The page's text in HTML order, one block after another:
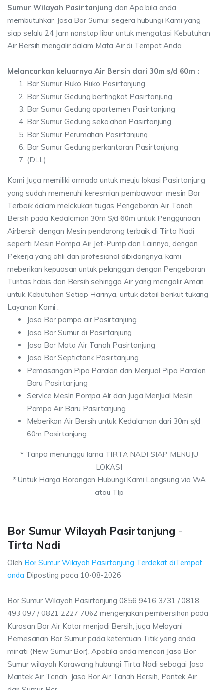
Sumur Wilayah Pasirtanjung dan Apa bila anda
membutuhkan Jasa Bor Sumur segera hubungi Kami yang
siap selalu 24 Jam nonstop libur untuk mengatasi Kebutuhan
Air Bersih mengalir dalam Mata Air di Tempat Anda.
Melancarkan keluarnya Air Bersih dari 30m s/d 60m :
Bor Sumur Ruko Ruko Pasirtanjung
Bor Sumur Gedung bertingkat Pasirtanjung
Bor Sumur Gedung apartemen Pasirtanjung
Bor Sumur Gedung sekolahan Pasirtanjung
Bor Sumur Perumahan Pasirtanjung
Bor Sumur Gedung perkantoran Pasirtanjung
(DLL)
Kami Juga memiliki armada untuk meuju lokasi Pasirtanjung
yang sudah memenuhi keresmian pembawaan mesin Bor
Terbaik dalam melakukan tugas Pengeboran Air Tanah
Bersih pada Kedalaman 30m S/d 60m untuk Penggunaan
Airbersih dengan Mesin pendorong terbaik di Tirta Nadi
seperti Mesin Pompa Air Jet-Pump dan Lainnya, dengan
Pekerja yang ahli dan profesional dibidangnya, kami
meberikan kepuasan untuk pelanggan dengan Pengeboran
Tuntas habis dan Bersih sehingga Air yang mengalir Aman
untuk Kebutuhan Setiap Harinya, untuk detail berikut tukang
Layanan Kami :
Jasa Bor pompa air Pasirtanjung
Jasa Bor Sumur di Pasirtanjung
Jasa Bor Mata Air Tanah Pasirtanjung
Jasa Bor Septictank Pasirtanjung
Pemasangan Pipa Paralon dan Menjual Pipa Paralon
Baru Pasirtanjung
Service Mesin Pompa Air dan Juga Menjual Mesin
Pompa Air Baru Pasirtanjung
Meberikan Air Bersih untuk Kedalaman dari 30m s/d
60m Pasirtanjung
*Tanpa menunggu lama TIRTA NADI SIAP MENUJU
LOKASI
*Untuk Harga Borongan Hubungi Kami Langsung via WA
atau Tlp
Bor Sumur Wilayah Pasirtanjung -
Tirta Nadi
Oleh Bor Sumur Wilayah Pasirtanjung Terdekat diTempat
anda Diposting pada 10-08-2026
Bor Sumur Wilayah Pasirtanjung 0856 9416 3731 / 0818
493 097 / 0821 2227 7062 mengerjakan pembersihan pada
Kurasan Bor Air Kotor menjadi Bersih, juga Melayani
Pemesanan Bor Sumur pada ketentuan Titik yang anda
minati (New Sumur Bor), Apabila anda mencari Jasa Bor
Sumur wilayah Karawang hubungi Tirta Nadi sebagai Jasa
Mantek Air Tanah, Jasa Bor Air Tanah Bersih, Pantek Air